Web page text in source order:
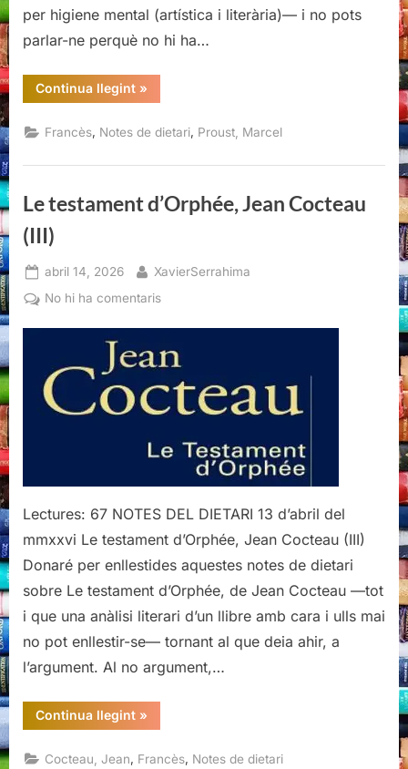
per higiene mental (artística i literària)— i no pots
parlar-ne perquè no hi ha…
Continua llegint“Pastiches
et
Marcel
Proust”
»
Francès Notes de dietari Proust, Marcel
Le testament d’Orphée, Jean Cocteau
(III)
Posted
on
abril 14, 2026 By
XavierSerrahima
No hi ha comentarisa
d’Orphée,
Jean
Cocteau
Lectures: 67 NOTES DEL DIETARI 13 d’abril del
mmxxvi Le testament d’Orphée, Jean Cocteau (III)
Donaré per enllestides aquestes notes de dietari
sobre Le testament d’Orphée, de Jean Cocteau —tot
i que una anàlisi literari d’un llibre amb cara i ulls mai
no pot enllestir-se— tornant al que deia ahir, a
l’argument. Al no argument,…
Continua llegint“Le
testament
Jean
Cocteau
»
Cocteau, Jean Francès Notes de dietari